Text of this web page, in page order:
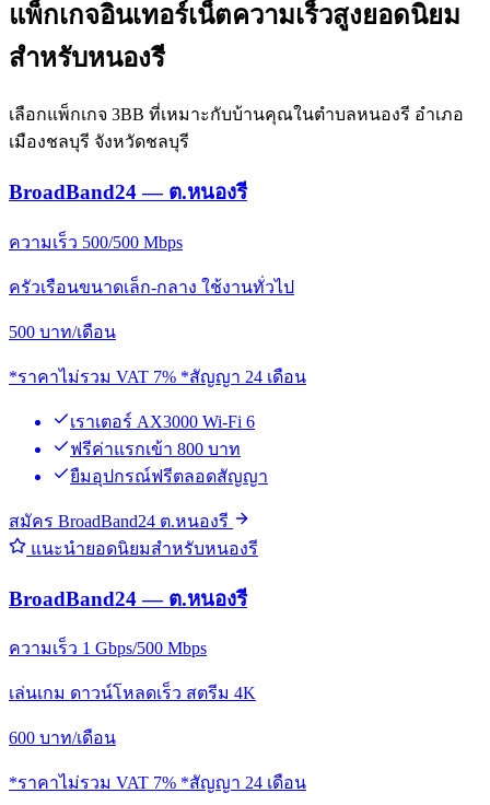
แพ็กเกจอินเทอร์เน็ตความเร็วสูงยอดนิยม
สำหรับหนองรี
เลือกแพ็กเกจ 3BB ที่เหมาะกับบ้านคุณในตำบลหนองรี อำเภอ
เมืองชลบุรี จังหวัดชลบุรี
BroadBand24 — ต.หนองรี
ความเร็ว 500/500 Mbps
ครัวเรือนขนาดเล็ก-กลาง ใช้งานทั่วไป
500 บาท/เดือน
*ราคาไม่รวม VAT 7% *สัญญา 24 เดือน
เราเตอร์ AX3000 Wi-Fi 6
ฟรีค่าแรกเข้า 800 บาท
ยืมอุปกรณ์ฟรีตลอดสัญญา
สมัคร BroadBand24 ต.หนองรี
แนะนำยอดนิยมสำหรับหนองรี
BroadBand24 — ต.หนองรี
ความเร็ว 1 Gbps/500 Mbps
เล่นเกม ดาวน์โหลดเร็ว สตรีม 4K
600 บาท/เดือน
*ราคาไม่รวม VAT 7% *สัญญา 24 เดือน